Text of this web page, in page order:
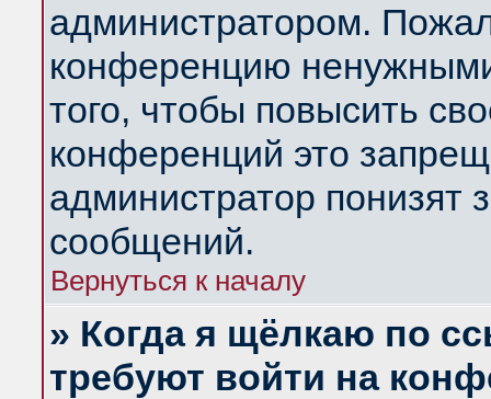
администратором.
конференцию
того, чтобы повысить
конференций это
администратор понизят
сообщений.
Вернуться к началу
» Когда я щёлкаю по
требуют войти на